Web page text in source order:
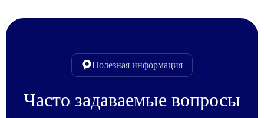
Полезная информация
Часто задаваемые вопросы